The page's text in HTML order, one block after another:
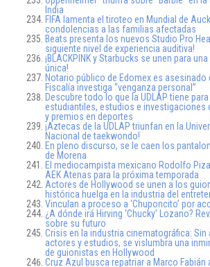
India
FIFA lamenta el tiroteo en Mundial de
condolencias a las familias afectadas
Beats presenta los nuevos Studio Pro
siguiente nivel de experiencia auditiva!
¡BLACKPINK y Starbucks se unen para
única!
Notario público de Edomex es asesinado
Fiscalía investiga “venganza personal”
Descubre todo lo que la UDLAP tiene
estudiantiles, estudios e investigaciones
y premios en deportes
¡Aztecas de la UDLAP triunfan en la
Nacional de taekwondo!
En pleno discurso, se le caen los
de Morena
El mediocampista mexicano Rodolfo
AEK Atenas para la próxima temporada
Actores de Hollywood se unen a los
histórica huelga en la industria del
Vinculan a proceso a ‘Chuponcito’ por
¿A dónde irá Hirving ‘Chucky’ Lozano?
sobre su futuro
Crisis en la industria cinematográfica: Sin
actores y estudios, se vislumbra una
de guionistas en Hollywood
Cruz Azul busca repatriar a Marco Fabián